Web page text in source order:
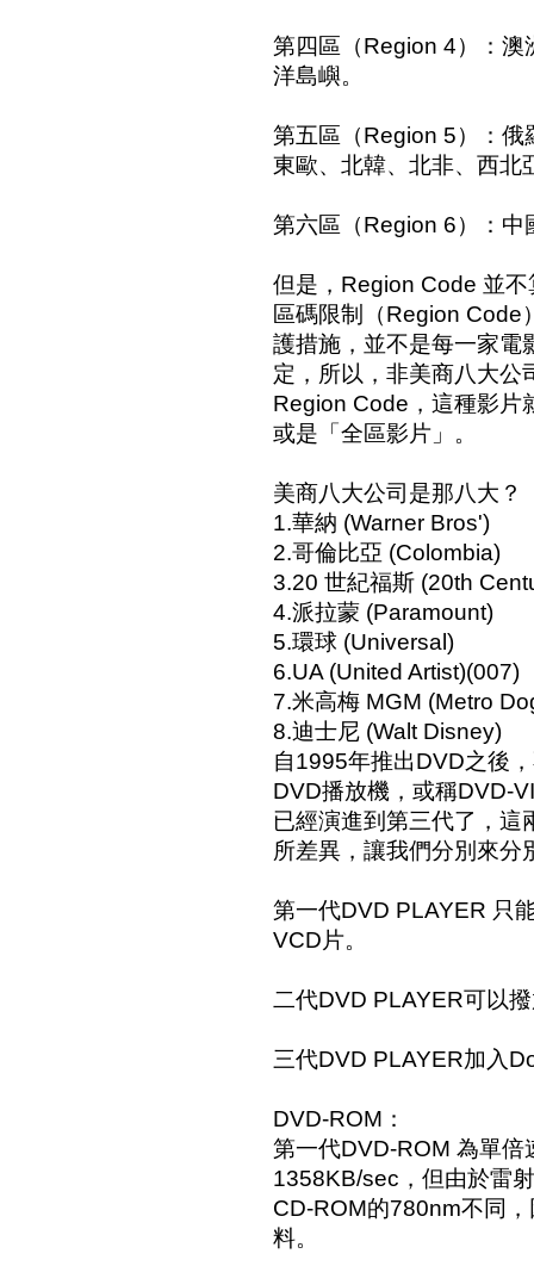
第四區（Region 4）：澳
洋島嶼。
第五區（Region 5）：俄
東歐、北韓、北非、西北
第六區（Region 6）：中
但是，Region Code 並
區碼限制（Region Code
護措施，並不是每一家電
定，所以，非美商八大公
Region Code，這種影片
或是「全區影片」。
美商八大公司是那八大？
1.華納 (Warner Bros')
2.哥倫比亞 (Colombia)
3.20 世紀福斯 (20th
4.派拉蒙 (Paramount)
5.環球 (Universal)
6.UA (United Artist)(007)
7.米高梅 MGM (Metro
8.迪士尼 (Walt Disney)
自1995年推出DVD之後
DVD播放機，或稱DVD-
已經演進到第三代了，這
所差異，讓我們分別來分
第一代DVD PLAYER 只
VCD片。
二代DVD PLAYER可以
三代DVD PLAYER加入
DVD-ROM：
第一代DVD-ROM 為單倍
1358KB/sec，但由於雷
CD-ROM的780nm不同
料。